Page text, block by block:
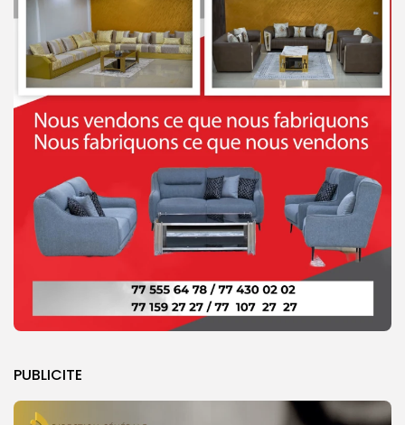
PUBLICITE